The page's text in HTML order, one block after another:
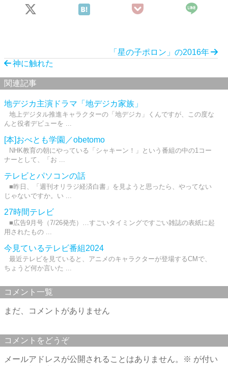
「星の子ポロン」の2016年
神に触れた
関連記事
地デジカ主演ドラマ「地デジカ家族」
地上デジタル推進キャラクターの「地デジカ」くんですが、この度な
んと役者デビューを ...
[本]おべとも学園／obetomo
NHK教育の朝にやっている「シャキーン！」という番組の中の1コー
ナーとして、「お ...
テレビとパソコンの話
■昨日、「週刊オリラジ経済白書」を見ようと思ったら、やってない
じゃないですか。い ...
27時間テレビ
■広告9月号（7/26発売）…すごいタイミングですごい雑誌の表紙に起
用されたもの ...
今見ているテレビ番組2024
最近テレビを見ていると、アニメのキャラクターが登場するCMで、
ちょうど何か言いた ...
コメント一覧
まだ、コメントがありません
コメントをどうぞ
メールアドレスが公開されることはありません。 ※ が付い